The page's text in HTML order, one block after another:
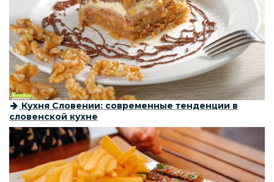
Кухня Словении: современные тенденции в
словенской кухне